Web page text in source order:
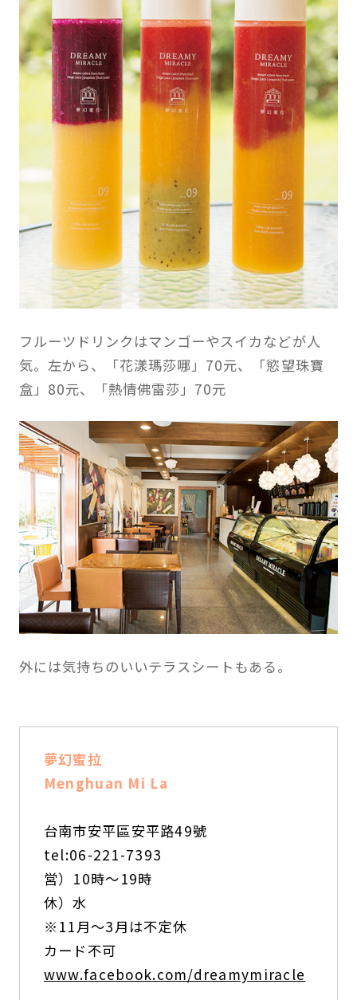
フルーツドリンクはマンゴーやスイカなどが人
気。左から、「花漾瑪莎哪」70元、「慾望珠寶
盒」80元、「熱情佛雷莎」70元
外には気持ちのいいテラスシートもある。
夢幻蜜拉
Menghuan Mi La
台南市安平區安平路49號
tel:06-221-7393
営）10時～19時
休）水
※11月～3月は不定休
カード不可
www.facebook.com/dreamymiracle